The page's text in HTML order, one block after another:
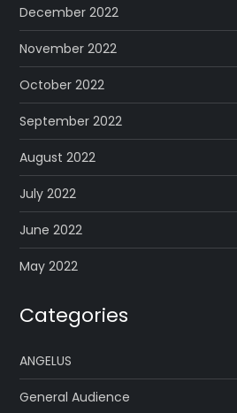
December 2022
November 2022
October 2022
September 2022
August 2022
July 2022
June 2022
May 2022
Categories
ANGELUS
General Audience